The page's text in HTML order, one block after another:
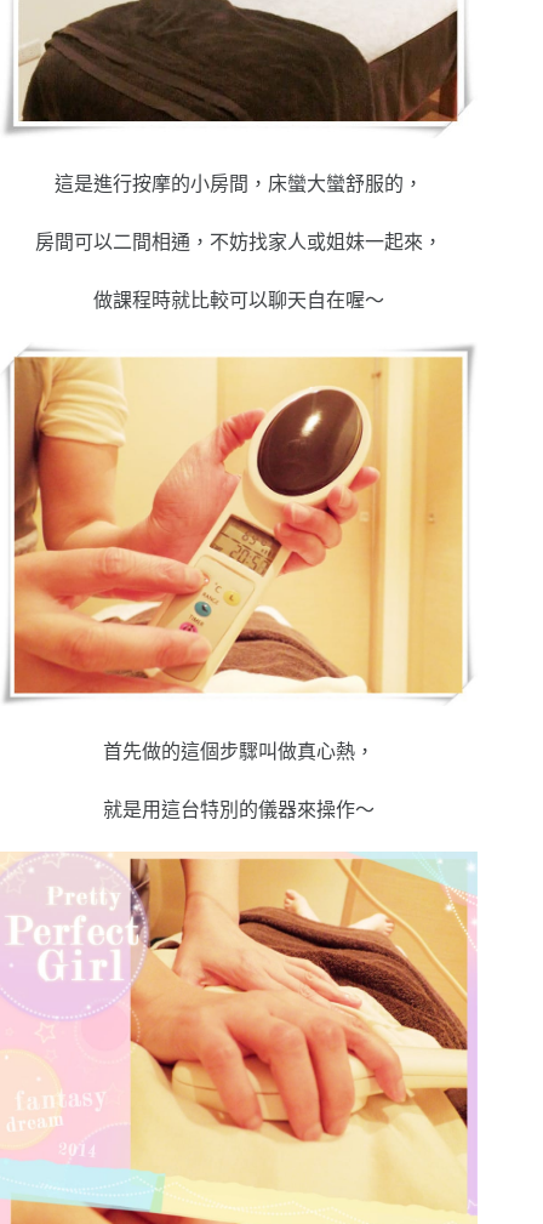
這是進行按摩的小房間，床蠻大蠻舒服的，
房間可以二間相通，不妨找家人或姐妹一起來，
做課程時就比較可以聊天自在喔～
首先做的這個步驟叫做真心熱，
就是用這台特別的儀器來操作～